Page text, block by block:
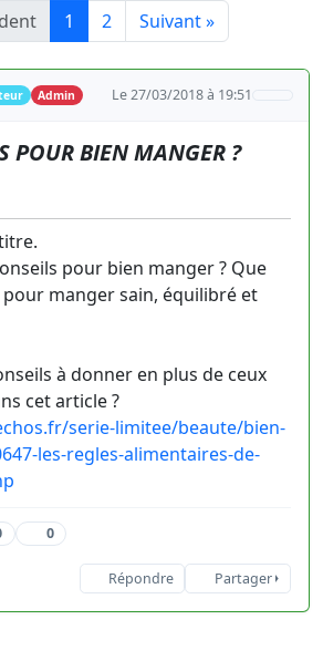
1 2 Suivant »
Admin Le 27/03/2018 à 19:51
POUR BIEN MANGER ?
pour bien manger ? Que
manger sain, équilibré et
à donner en plus de ceux
cet article ?
serie-limitee/beaute/bien-
les-regles-alimentaires-de-
0
Répondre Partager